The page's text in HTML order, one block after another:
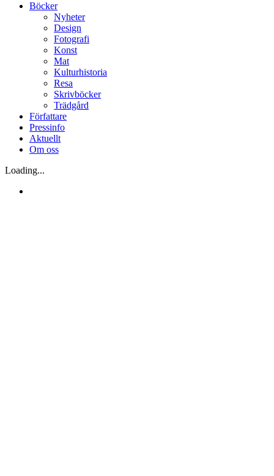
Böcker
Nyheter
Design
Fotografi
Konst
Mat
Kulturhistoria
Resa
Skrivböcker
Trädgård
Författare
Pressinfo
Aktuellt
Om oss
Loading...